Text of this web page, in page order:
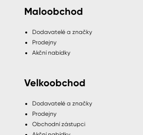
Maloobchod
Dodavatelé a značky
Prodejny
Akční nabídky
Velkoobchod
Dodavatelé a značky
Prodejny
Obchodní zástupci